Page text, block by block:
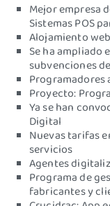
Mejor empresa
Sistemas POS
Alojamiento
Se ha ampliado
subvenciones
Programadores
Proyecto:
Ya se han
Digital
Nuevas tarifas
servicios
Agentes
Programa de
fabricantes y